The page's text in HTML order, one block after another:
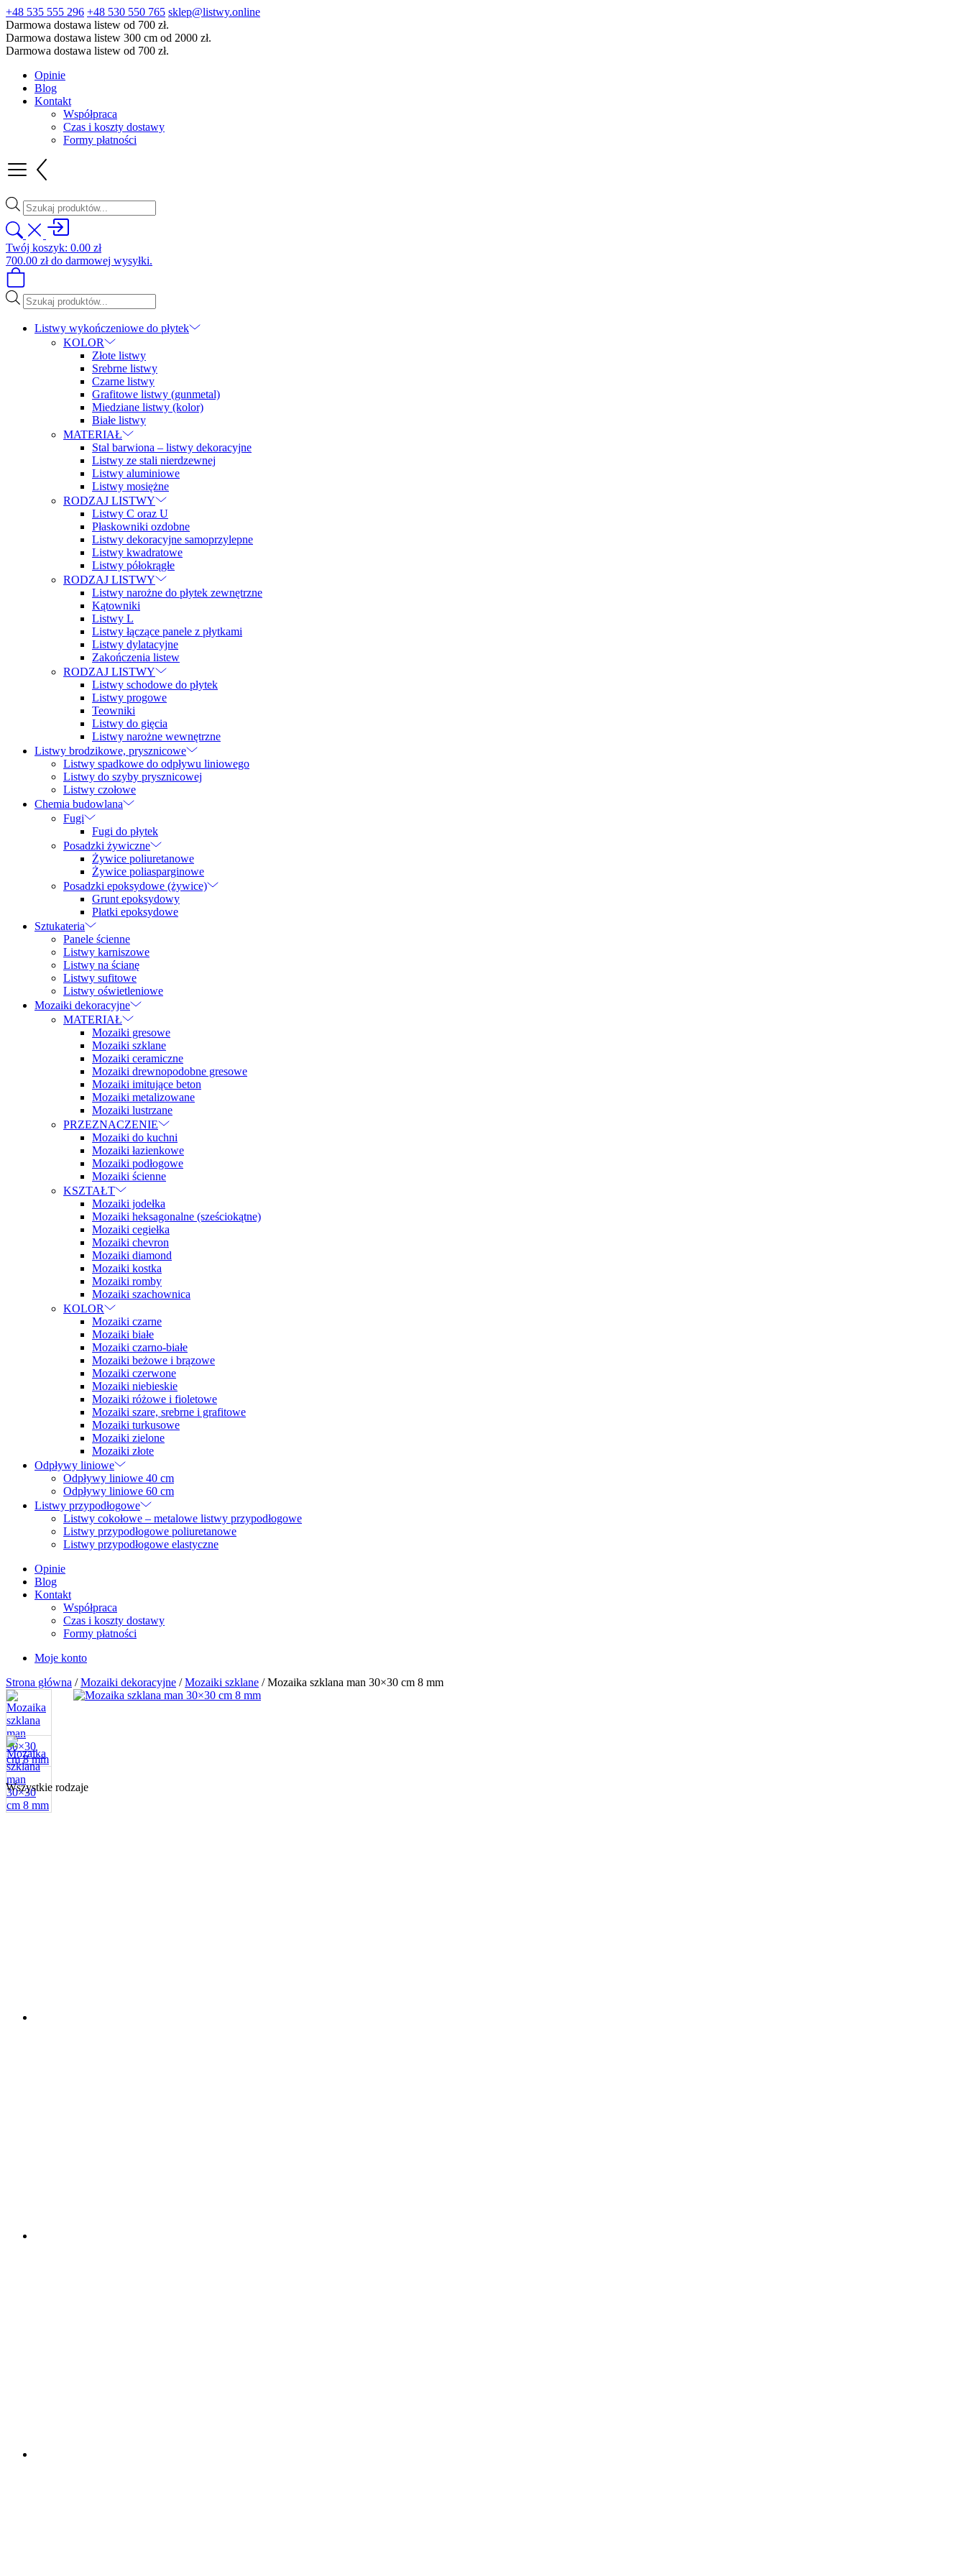
+48 535 555 296 +48 530 550 765 sklep@listwy.online
Darmowa dostawa listew od 700 zł.
Darmowa dostawa listew 300 cm od 2000 zł.
Darmowa dostawa listew od 700 zł.
Opinie
Blog
Kontakt
Współpraca
Czas i koszty dostawy
Formy płatności
Wyszukiwarka
produktów
Twój koszyk: 0.00 zł
700.00 złdo darmowej wysyłki.
Wyszukiwarka
produktów
Listwy wykończeniowe do płytek
KOLOR
Złote listwy
Srebrne listwy
Czarne listwy
Grafitowe listwy (gunmetal)
Miedziane listwy (kolor)
Białe listwy
MATERIAŁ
Stal barwiona – listwy dekoracyjne
Listwy ze stali nierdzewnej
Listwy aluminiowe
Listwy mosiężne
RODZAJ LISTWY
Listwy C oraz U
Płaskowniki ozdobne
Listwy dekoracyjne samoprzylepne
Listwy kwadratowe
Listwy półokrągłe
RODZAJ LISTWY
Listwy narożne do płytek zewnętrzne
Kątowniki
Listwy L
Listwy łączące panele z płytkami
Listwy dylatacyjne
Zakończenia listew
RODZAJ LISTWY
Listwy schodowe do płytek
Listwy progowe
Teowniki
Listwy do gięcia
Listwy narożne wewnętrzne
Listwy brodzikowe, prysznicowe
Listwy spadkowe do odpływu liniowego
Listwy do szyby prysznicowej
Listwy czołowe
Chemia budowlana
Fugi
Fugi do płytek
Posadzki żywiczne
Żywice poliuretanowe
Żywice poliasparginowe
Posadzki epoksydowe (żywice)
Grunt epoksydowy
Płatki epoksydowe
Sztukateria
Panele ścienne
Listwy karniszowe
Listwy na ścianę
Listwy sufitowe
Listwy oświetleniowe
Mozaiki dekoracyjne
MATERIAŁ
Mozaiki gresowe
Mozaiki szklane
Mozaiki ceramiczne
Mozaiki drewnopodobne gresowe
Mozaiki imitujące beton
Mozaiki metalizowane
Mozaiki lustrzane
PRZEZNACZENIE
Mozaiki do kuchni
Mozaiki łazienkowe
Mozaiki podłogowe
Mozaiki ścienne
KSZTAŁT
Mozaiki jodełka
Mozaiki heksagonalne (sześciokątne)
Mozaiki cegiełka
Mozaiki chevron
Mozaiki diamond
Mozaiki kostka
Mozaiki romby
Mozaiki szachownica
KOLOR
Mozaiki czarne
Mozaiki białe
Mozaiki czarno-białe
Mozaiki beżowe i brązowe
Mozaiki czerwone
Mozaiki niebieskie
Mozaiki różowe i fioletowe
Mozaiki szare, srebrne i grafitowe
Mozaiki turkusowe
Mozaiki zielone
Mozaiki złote
Odpływy liniowe
Odpływy liniowe 40 cm
Odpływy liniowe 60 cm
Listwy przypodłogowe
Listwy cokołowe – metalowe listwy przypodłogowe
Listwy przypodłogowe poliuretanowe
Listwy przypodłogowe elastyczne
Opinie
Blog
Kontakt
Współpraca
Czas i koszty dostawy
Formy płatności
Moje konto
Strona główna /Mozaiki dekoracyjne /Mozaiki szklane / Mozaika szklana man 30×30 cm 8 mm
Wszystkie rodzaje